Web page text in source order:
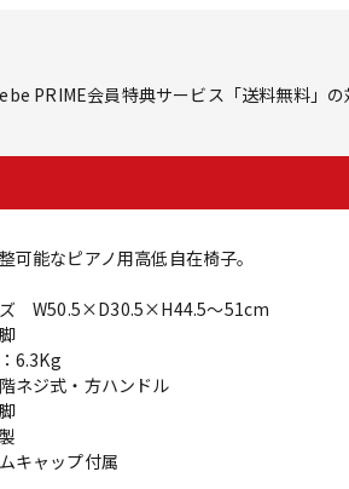
PRIME会員特典サービス「送料無料」の
可能なピアノ用高低自在椅子。
W50.5×D30.5×H44.5～51cm
6.3Kg
ネジ式・方ハンドル
キャップ付属